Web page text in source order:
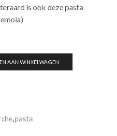
is ook deze pasta
AAN WINKELWAGEN
,pasta